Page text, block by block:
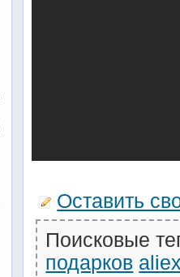
Оставить
Поисковые
подарков